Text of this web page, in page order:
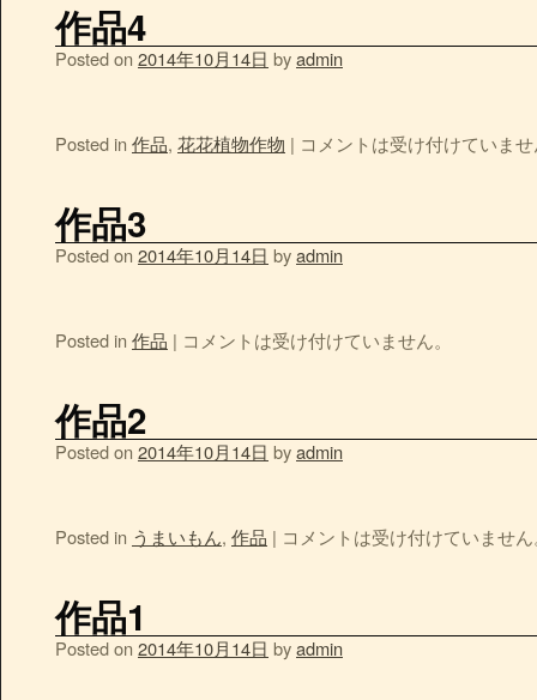
作品4
Posted on 2014年10月14日 byadmin
Posted in 作品, 花花植物作物 | コメントは受け付けていま
作品3
Posted on 2014年10月14日 byadmin
Posted in 作品 | コメントは受け付けていません。
作品2
Posted on 2014年10月14日 byadmin
Posted in うまいもん, 作品 | コメントは受け付けていませ
作品1
Posted on 2014年10月14日 byadmin